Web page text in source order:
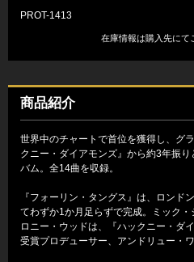
PROT-1413
在庫情報は購入先にて
商品紹介
世界中のチャートで首位を獲得し、グ
クニー・ダイアモンズ』から約3年振
バム。全14曲を収録。
『フォーリン・タングス』は、ロンド
てわずか1か月足らずで完成。ミック・
ロニー・ウッドは、『ハックニー・ダ
受賞プロデューサー、アンドリュー・